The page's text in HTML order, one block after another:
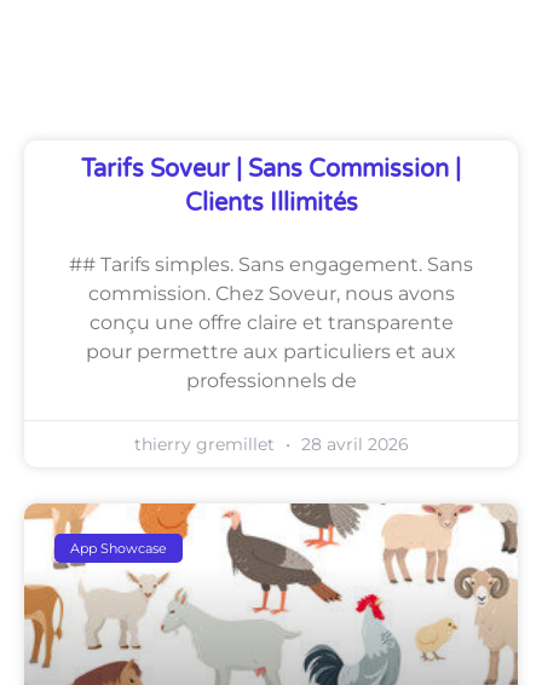
Tarifs Soveur | Sans Commission |
Clients Illimités
## Tarifs simples. Sans engagement. Sans
commission. Chez Soveur, nous avons
conçu une offre claire et transparente
pour permettre aux particuliers et aux
professionnels de
thierry gremillet 28 avril 2026
App Showcase